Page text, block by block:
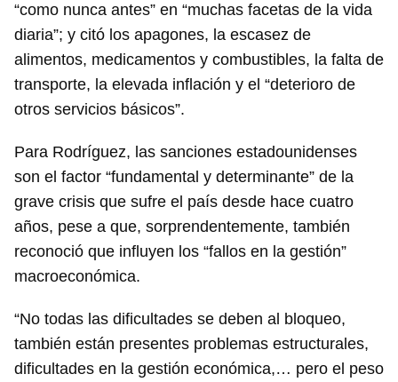
“como nunca antes” en “muchas facetas de la vida
diaria”; y citó los apagones, la escasez de
alimentos, medicamentos y combustibles, la falta de
transporte, la elevada inflación y el “deterioro de
otros servicios básicos”.
Para Rodríguez, las sanciones estadounidenses
son el factor “fundamental y determinante” de la
grave crisis que sufre el país desde hace cuatro
años, pese a que, sorprendentemente, también
reconoció que influyen los “fallos en la gestión”
macroeconómica.
“No todas las dificultades se deben al bloqueo,
también están presentes problemas estructurales,
dificultades en la gestión económica,… pero el peso